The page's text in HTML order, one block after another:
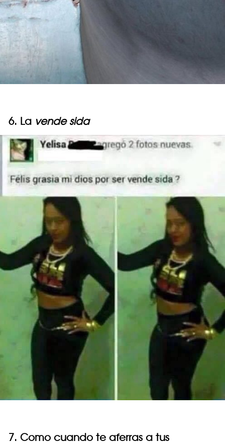
6. La vende sida
7. Como cuando te aferras a tus